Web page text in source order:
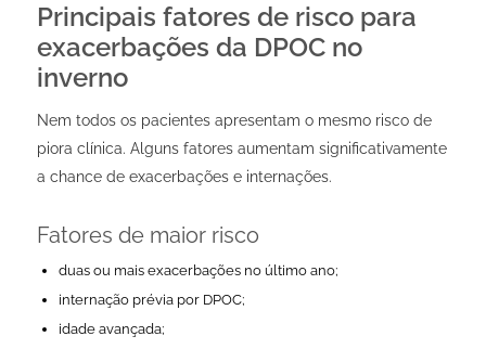
Principais fatores de risco para
exacerbações da DPOC no
inverno
Nem todos os pacientes apresentam o mesmo risco de
piora clínica. Alguns fatores aumentam significativamente
a chance de exacerbações e internações.
Fatores de maior risco
duas ou mais exacerbações no último ano;
internação prévia por DPOC;
idade avançada;